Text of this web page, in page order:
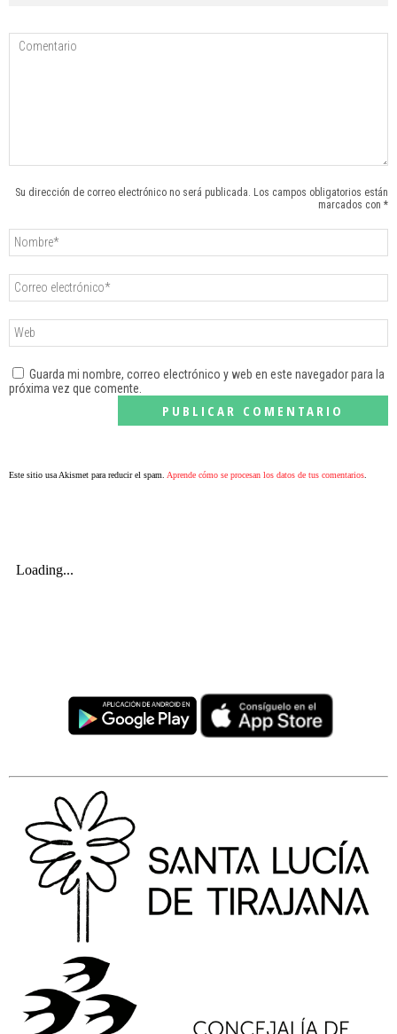
Su dirección de correo electrónico no será publicada. Los campos obligatorios están
marcados con *
Guarda mi nombre, correo electrónico y web en este navegador para la
próxima vez que comente.
Este sitio usa Akismet para reducir el spam. Aprende cómo se procesan los datos de tus comentarios.